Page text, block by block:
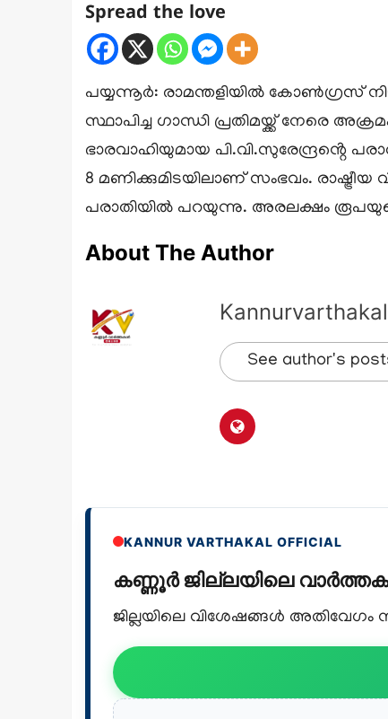
Spread the love
പയ്യന്നൂർ: രാമന്തളിയിൽ കോൺഗ്രസ്
സ്ഥാപിച്ച ഗാന്ധി പ്രതിമയ്ക്ക് നേരെ
ഭാരവാഹിയുമായ പി.വി.സുരേന്ദ്രൻ്റെ
8 മണിക്കുമിടയിലാണ് സംഭവം.
പരാതിയിൽ പറയുന്നു. അരലക്ഷം
About The Author
Kannurvarthakal
See author's
KANNUR VARTHAKAL OFFICIAL
കണ്ണൂർ ജില്ലയിലെ
ജില്ലയിലെ വിശേഷങ്ങൾ